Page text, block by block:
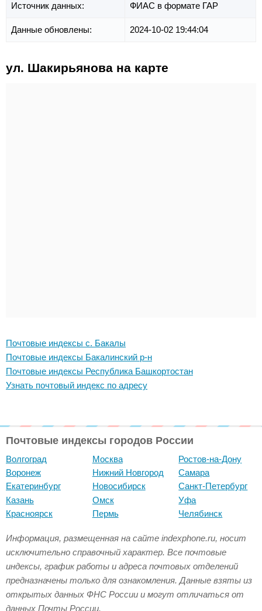
Источник данных: ФИАС в формате ГАР
Данные обновлены: 2024-10-02 19:44:04
ул. Шакирьянова на карте
Почтовые индексы с. Бакалы
Почтовые индексы Бакалинский р-н
Почтовые индексы Республика Башкортостан
Узнать почтовый индекс по адресу
Почтовые индексы городов России
Волгоград
Воронеж
Екатеринбург
Казань
Красноярск
Москва
Нижний Новгород
Новосибирск
Омск
Пермь
Ростов-на-Дону
Самара
Санкт-Петербург
Уфа
Челябинск
Информация, размещенная на сайте indexphone.ru, носит
исключительно справочный характер. Все почтовые
индексы, график работы и адреса почтовых отделений
предназначены только для ознакомления. Данные взяты из
открытых данных ФНС России и могут отличаться от
данных Почты России.